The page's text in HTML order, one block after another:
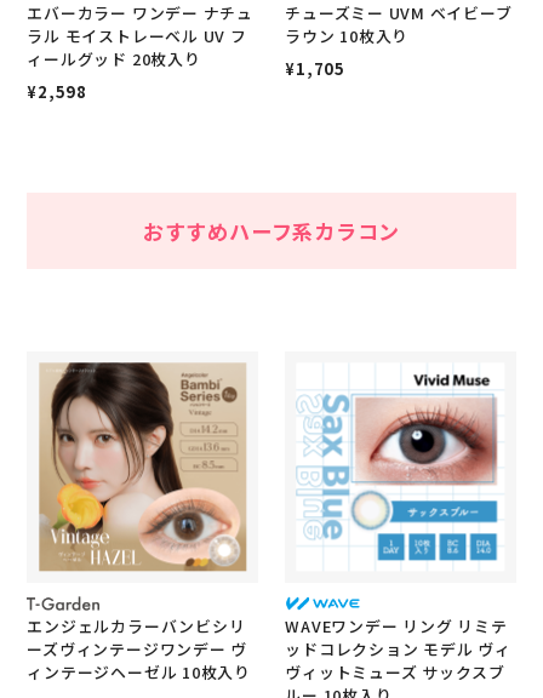
エバーカラー ワンデー ナチュ
ラル モイストレーベル UV フ
ィールグッド 20枚入り
¥2,598
チューズミー UVM ベイビーブ
ラウン 10枚入り
¥1,705
おすすめハーフ系カラコン
エンジェルカラーバンビシリ
ーズヴィンテージワンデー ヴ
ィンテージヘーゼル 10枚入り
WAVEワンデー リング リミテ
ッドコレクション モデル ヴィ
ヴィットミューズ サックスブ